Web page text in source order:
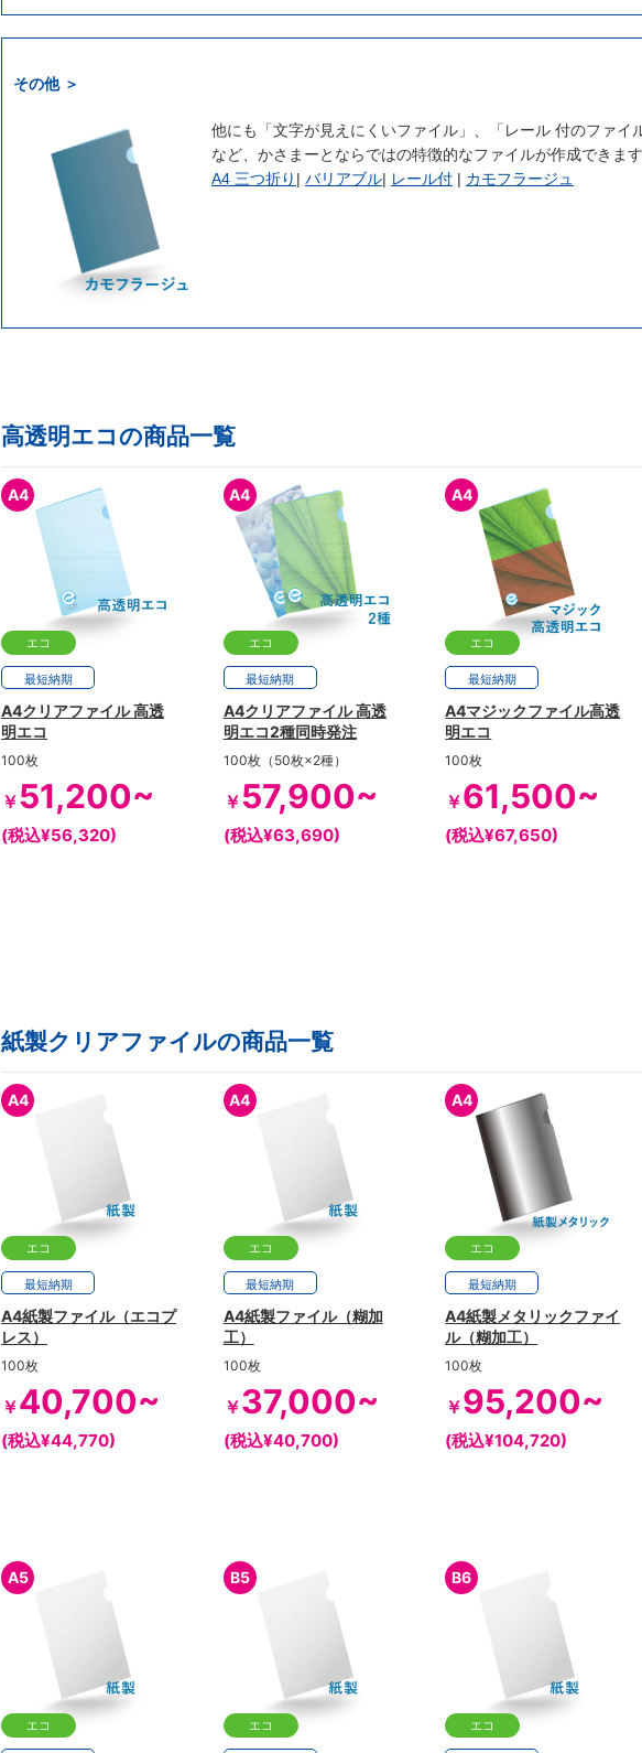
その他 ＞
他にも「文字が見えにくいファイル」、「レール 付のファイ
など、かさまーとならではの特徴的なファイルが作成できます
A4 三つ折り | バリアブル| レール付 | カモフラージュ
高透明エコの商品一覧
A4
エコ
最短納期
A4クリアファイル 高透
明エコ
100枚
￥ 51,200~
(税込¥56,320)
A4
エコ
最短納期
A4クリアファイル 高透
明エコ2種同時発注
100枚（50枚×2種）
￥ 57,900~
(税込¥63,690)
A4
エコ
最短納期
A4マジックファイル高透
明エコ
100枚
￥61,500~
(税込¥67,650)
紙製クリアファイルの商品一覧
A4
エコ
最短納期
A4紙製ファイル（エコプ
レス）
100枚
￥40,700~
(税込¥44,770)
A4
エコ
最短納期
A4紙製ファイル（糊加
工）
100枚
￥37,000~
(税込¥40,700)
A4
エコ
最短納期
A4紙製メタリックファイ
ル（糊加工）
100枚
￥95,200~
(税込¥104,720)
A5
エコ
B5
エコ
B6
エコ